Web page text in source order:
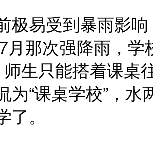
易受到暴雨影响
月那次强降雨，
生只能搭着课桌
为“课桌学校”，
。